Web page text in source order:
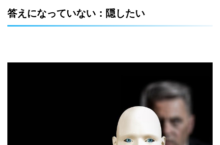
答えになっていない：隠したい